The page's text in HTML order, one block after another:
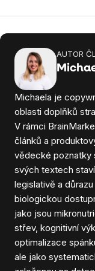
AUTOR
Michaela je
oblasti doplňků
V rámci
článků a
vědecké poznatky
svých textech
legislativě a
biologickou
jako jsou
střev, kognitivní
optimalizace
ale jako